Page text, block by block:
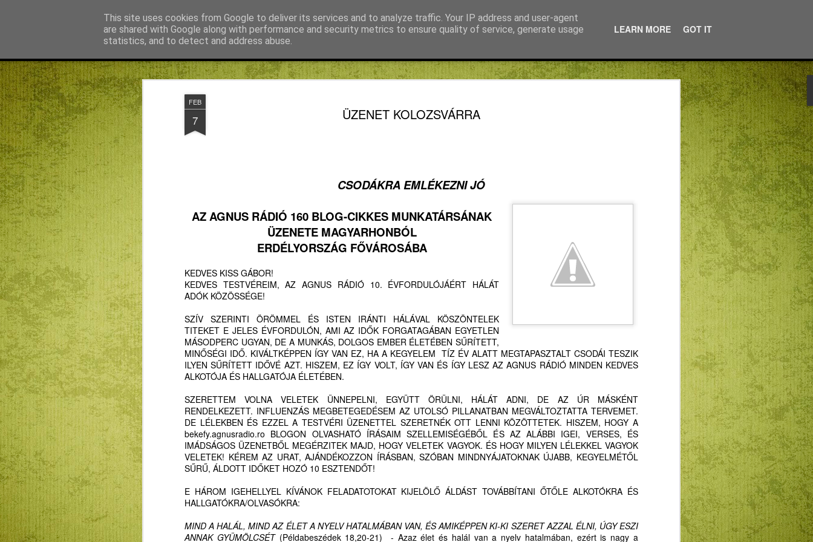
FEB
7 ÜZENET KOLOZSVÁRRA
CSODÁKRA EMLÉKEZNI JÓ
AZ AGNUS RÁDIÓ 160 BLOG-CIKKES MUNKATÁRSÁNAK
ÜZENETE MAGYARHONBÓL
ERDÉLYORSZÁG FŐVÁROSÁBA
KEDVES KISS GÁBOR!
KEDVES TESTVÉREIM, AZ AGNUS RÁDIÓ 10. ÉVFORDULÓJÁÉRT HÁLÁT
ADÓK KÖZÖSSÉGE!
SZÍV SZERINTI ÖRÖMMEL ÉS ISTEN IRÁNTI HÁLÁVAL KÖSZÖNTELEK
TITEKET E JELES ÉVFORDULÓN, AMI AZ IDŐK FORGATAGÁBAN EGYETLEN
MÁSODPERC UGYAN, DE A MUNKÁS, DOLGOS EMBER ÉLETÉBEN SŰRÍTETT,
MINŐSÉGI IDŐ. KIVÁLTKÉPPEN ÍGY VAN EZ, HA A KEGYELEM TÍZ ÉV ALATT MEGTAPASZTALT CSODÁI TESZIK
ILYEN SŰRÍTETT IDŐVÉ AZT. HISZEM, EZ ÍGY VOLT, ÍGY VAN ÉS ÍGY LESZ AZ AGNUS RÁDIÓ MINDEN KEDVES
ALKOTÓJA ÉS HALLGATÓJA ÉLETÉBEN.
SZERETTEM VOLNA VELETEK ÜNNEPELNI, EGYÜTT ÖRÜLNI, HÁLÁT ADNI, DE AZ ÚR MÁSKÉNT
RENDELKEZETT. INFLUENZÁS MEGBETEGEDÉSEM AZ UTOLSÓ PILLANATBAN MEGVÁLTOZTATTA TERVEMET.
DE LÉLEKBEN ÉS EZZEL A TESTVÉRI ÜZENETTEL SZERETNÉK OTT LENNI KÖZÖTTETEK. HISZEM, HOGY A
bekefy.agnusradio.ro BLOGON OLVASHATÓ ÍRÁSAIM SZELLEMISÉGÉBŐL ÉS AZ ALÁBBI IGEI, VERSES, ÉS
IMÁDSÁGOS ÜZENETBŐL MEGÉRZITEK MAJD, HOGY VELETEK VAGYOK. ÉS HOGY MILYEN LÉLEKKEL VAGYOK
VELETEK! KÉREM AZ URAT, AJÁNDÉKOZZON ÍRÁSBAN, SZÓBAN MINDNYÁJATOKNAK ÚJABB, KEGYELMÉTŐL
SŰRŰ, ÁLDOTT IDŐKET HOZÓ 10 ESZTENDŐT!
E HÁROM IGEHELLYEL KÍVÁNOK FELADATOTOKAT KIJELÖLŐ ÁLDÁST TOVÁBBÍTANI ŐTŐLE ALKOTÓKRA ÉS
HALLGATÓKRA/OLVASÓKRA:
MIND A HALÁL, MIND AZ ÉLET A NYELV HATALMÁBAN VAN, ÉS AMIKÉPPEN KI-KI SZERET AZZAL ÉLNI, ÚGY ESZI
ANNAK GYÜMÖLCSÉT(Példabeszédek 18,20-21) - Azaz élet és halál van a nyelv hatalmában, ezért is nagy a
This site uses cookies from Google to deliver its services and to analyze traffic. Your IP address and user-agent
are shared with Google along with performance and security metrics to ensure quality of service, generate usage
statistics, and to detect and address abuse.
LEARN MORE GOT IT
Békefy Lajos
5
TANULHATUNK VALAMIT…
SZABADSÁGBAN
A FORRÓ NAPOKBAN IS TANULHATUNK VALAMIT…
KÜTYÜMENTES NYÁRI NAPIREND ANALÓG SZABADSÁGBAN
Emberlétünk legnagyobb adománya Isten és a páratlan lehetőség:
beszélhetünk Hozzá, s meghallhatjuk beszédét hozzánk.
újságírástól, médiától, a politikumtól túlzsúfolt és gyakran
túldramatizált álhírzuhatagoktól elvonni figyelmünket valami
mással, másra. Valaki Mással vagy Másra. Lehet ez személyes
emberi kapcsolat keretében vagy Isten-csendben.
Hosszútávon is hasznunkra válhat, hogy ha megpróbáljuk
átprogramozni napi rutinjainkat. Valóságos felszabadulás-élmény,
megkönnyebbülés, felderülés lehet a napi verkliből vagy
megszokottságból kilépni.